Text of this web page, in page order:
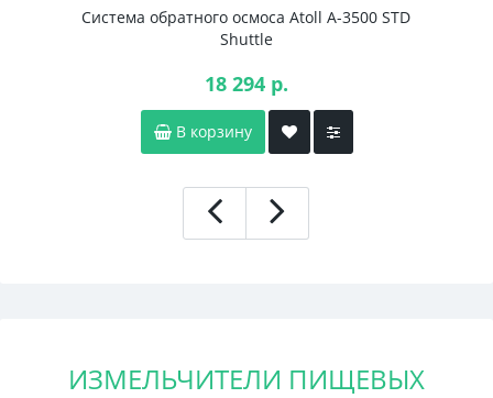
Система обратного осмоса Atoll A-3500 STD
Shuttle
18 294 р.
В корзину
ИЗМЕЛЬЧИТЕЛИ ПИЩЕВЫХ